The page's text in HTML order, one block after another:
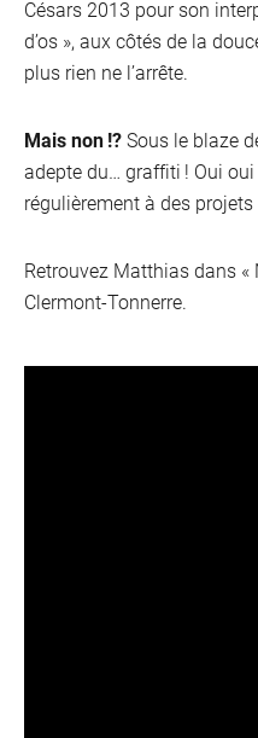
Césars 2013 pour son
d’os », aux côtés de la
plus rien ne l’arrête.
Mais non !?Sous le blaze
adepte du… graffiti ! Oui
régulièrement à des projets
Retrouvez Matthias dans «
Clermont-Tonnerre.